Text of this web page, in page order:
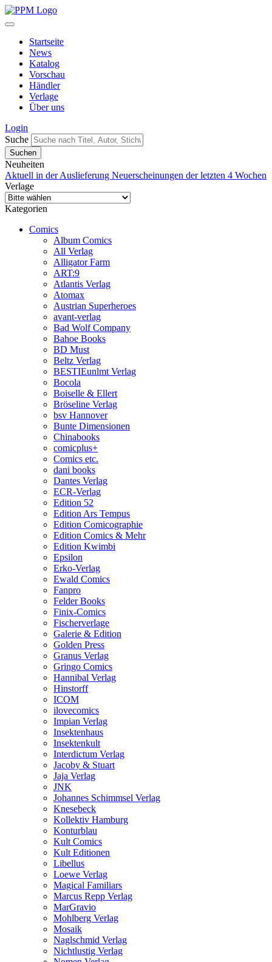
Startseite
News
Katalog
Vorschau
Händler
Verlage
Über uns
Login
Suche
Neuheiten
Aktuell in der Auslieferung Neuerscheinungen der letzten 4 Wochen
Verlage
Kategorien
Comics
Album Comics
All Verlag
Alligator Farm
ART:9
Atlantis Verlag
Atomax
Austrian Superheroes
avant-verlag
Bad Wolf Company
Bahoe Books
BD Must
Beltz Verlag
BESTIEunlmt Verlag
Bocola
Boiselle & Ellert
Bröseline Verlag
bsv Hannover
Bunte Dimensionen
Chinabooks
comicplus+
Comics etc.
dani books
Dantes Verlag
ECR-Verlag
Edition 52
Edition Ars Tempus
Edition Comicographie
Edition Comics & Mehr
Edition Kwimbi
Epsilon
Erko-Verlag
Ewald Comics
Fanpro
Felder Books
Finix-Comics
Fischerverlage
Galerie & Edition
Golden Press
Granus Verlag
Gringo Comics
Hannibal Verlag
Hinstorff
ICOM
ilovecomics
Impian Verlag
Insektenhaus
Insektenkult
Interdictum Verlag
Jacoby & Stuart
Jaja Verlag
JNK
Johannes Schimmsel Verlag
Knesebeck
Kollektiv Hamburg
Konturblau
Kult Comics
Kult Editionen
Libellus
Loewe Verlag
Magical Familiars
Marcus Repp Verlag
MarGravio
Mohlberg Verlag
Mosaik
Naglschmid Verlag
Nichtlustig Verlag